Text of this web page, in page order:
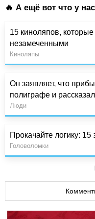
🔥 А ещё вот что у
15 киноляпов,
незамеченными
Киноляпы
Он заявляет, что
полиграфе и
Люди
Прокачайте логику: 15
Головоломки